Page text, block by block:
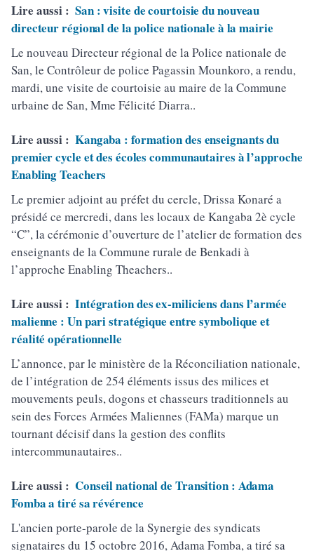
Lire aussi : San : visite de courtoisie du nouveau
directeur régional de la police nationale à la mairie
Le nouveau Directeur régional de la Police nationale de
San, le Contrôleur de police Pagassin Mounkoro, a rendu,
mardi, une visite de courtoisie au maire de la Commune
urbaine de San, Mme Félicité Diarra..
Lire aussi : Kangaba : formation des enseignants du
premier cycle et des écoles communautaires à l’approche
Enabling Teachers
Le premier adjoint au préfet du cercle, Drissa Konaré a
présidé ce mercredi, dans les locaux de Kangaba 2è cycle
“C”, la cérémonie d’ouverture de l’atelier de formation des
enseignants de la Commune rurale de Benkadi à
l’approche Enabling Theachers..
Lire aussi : Intégration des ex-miliciens dans l’armée
malienne : Un pari stratégique entre symbolique et
réalité opérationnelle
L’annonce, par le ministère de la Réconciliation nationale,
de l’intégration de 254 éléments issus des milices et
mouvements peuls, dogons et chasseurs traditionnels au
sein des Forces Armées Maliennes (FAMa) marque un
tournant décisif dans la gestion des conflits
intercommunautaires..
Lire aussi : Conseil national de Transition : Adama
Fomba a tiré sa révérence
L'ancien porte-parole de la Synergie des syndicats
signataires du 15 octobre 2016, Adama Fomba, a tiré sa